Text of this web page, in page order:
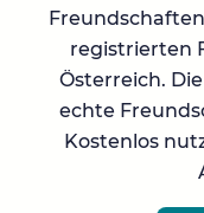
registrierten
Österreich.
echte
Kostenlos